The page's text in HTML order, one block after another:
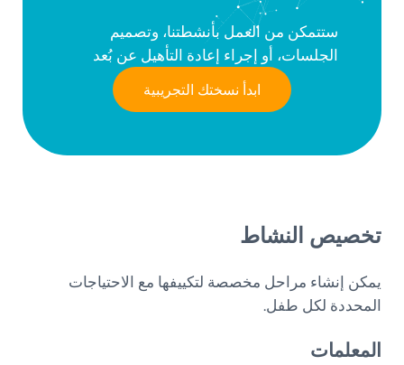
ستتمكن من العمل بأنشطتنا، وتصميم
الجلسات، أو إجراء إعادة التأهيل عن بُعد
ابدأ نسختك التجريبية
تخصيص النشاط
يمكن إنشاء مراحل مخصصة لتكييفها مع الاحتياجات
المحددة لكل طفل.
المعلمات